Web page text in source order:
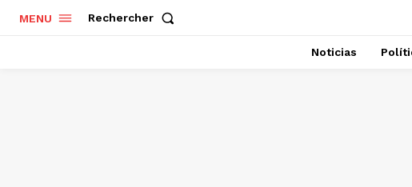
MENU Rechercher
Noticias